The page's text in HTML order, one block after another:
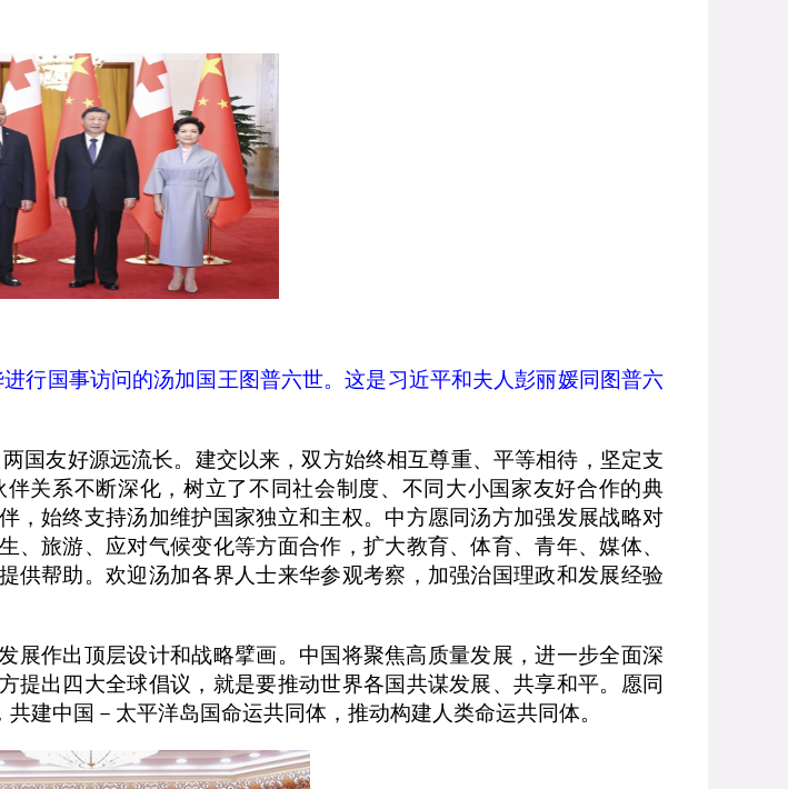
行国事访问的汤加国王图普六世。这是习近平和夫人彭丽媛同图普六
国友好源远流长。建交以来，双方始终相互尊重、平等相待，坚定支
关系不断深化，树立了不同社会制度、不同大小国家友好合作的典
，始终支持汤加维护国家独立和主权。中方愿同汤方加强发展战略对
旅游、应对气候变化等方面合作，扩大教育、体育、青年、媒体、
供帮助。欢迎汤加各界人士来华参观考察，加强治国理政和发展经验
展作出顶层设计和战略擘画。中国将聚焦高质量发展，进一步全面深
出四大全球倡议，就是要推动世界各国共谋发展、共享和平。愿同
建中国－太平洋岛国命运共同体，推动构建人类命运共同体。